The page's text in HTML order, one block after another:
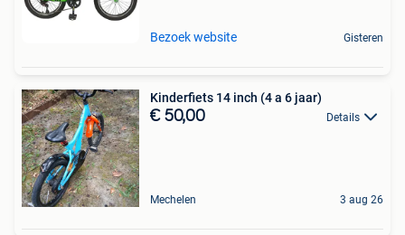
Bezoek website Gisteren
Kinderfiets 14 inch (4 a 6 jaar)
€ 50,00 Details
Mechelen 3 aug 26